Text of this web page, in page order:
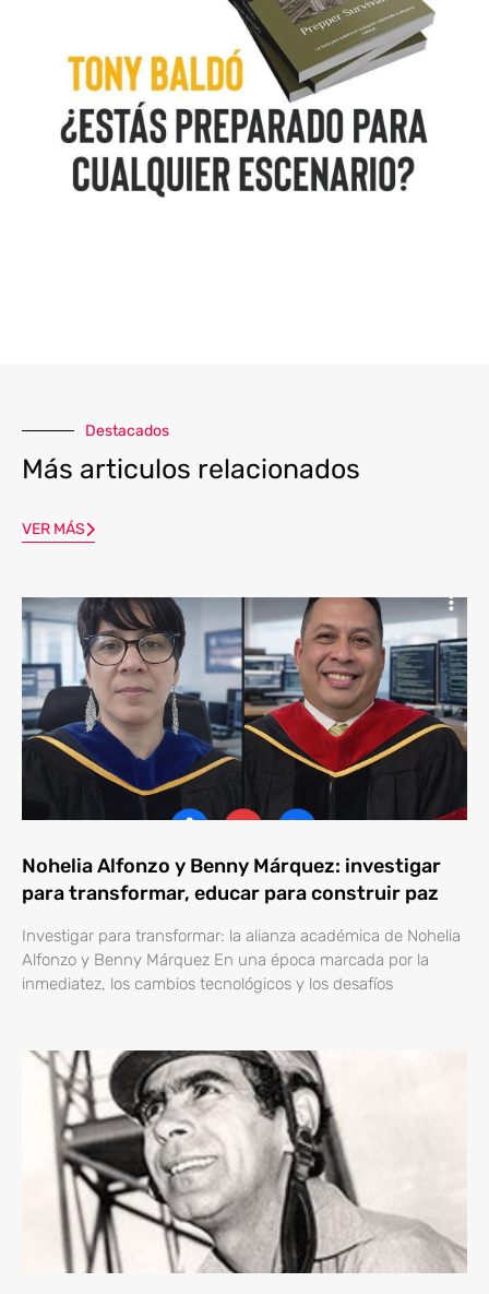
Destacados
Más articulos relacionados
VER MÁS
Nohelia Alfonzo y Benny Márquez: investigar
para transformar, educar para construir paz
Investigar para transformar: la alianza académica de Nohelia
Alfonzo y Benny Márquez En una época marcada por la
inmediatez, los cambios tecnológicos y los desafíos